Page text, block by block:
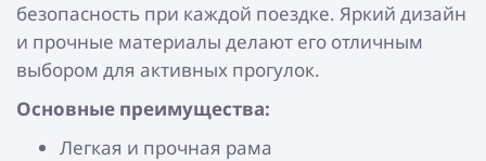
безопасность при каждой поездке. Яркий дизайн
и прочные материалы делают его отличным
выбором для активных прогулок.
Основные преимущества:
Легкая и прочная рама